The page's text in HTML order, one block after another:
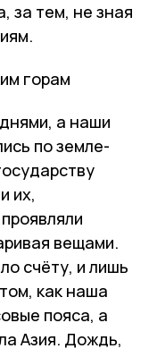
за тем, не зная
горам
а наши
по земле-
их,
вещами.
счёту, и лишь
как наша
пояса, а
Азия. Дождь,